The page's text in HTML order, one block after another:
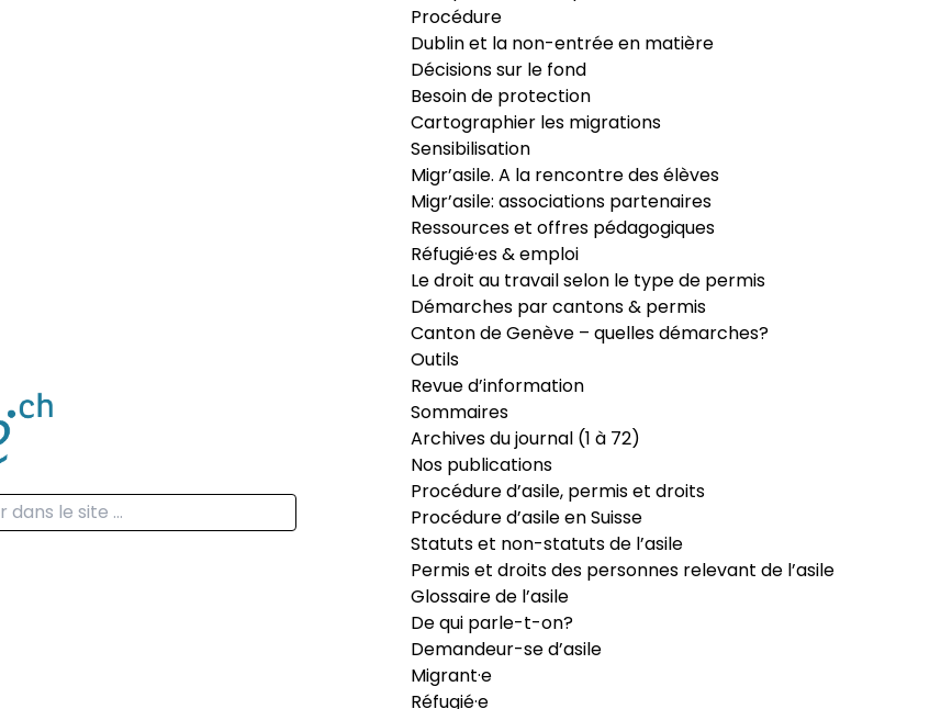
Procédure
Dublin et la non-entrée en matière
Décisions sur le fond
Besoin de protection
Cartographier les migrations
Sensibilisation
Migr’asile. A la rencontre des élèves
Migr’asile: associations partenaires
Ressources et offres pédagogiques
Réfugié·es & emploi
Le droit au travail selon le type de permis
Démarches par cantons & permis
Canton de Genève – quelles démarches?
Outils
Revue d’information
Sommaires
Archives du journal (1 à 72)
Nos publications
Procédure d’asile, permis et droits
Procédure d’asile en Suisse
Statuts et non-statuts de l’asile
Permis et droits des personnes relevant de l’asile
Glossaire de l’asile
De qui parle-t-on?
Demandeur-se d’asile
Migrant·e
Réfugié·e